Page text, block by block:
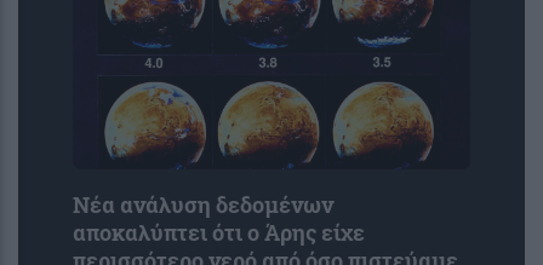
Νέα ανάλυση δεδομένων
αποκαλύπτει ότι ο Άρης είχε